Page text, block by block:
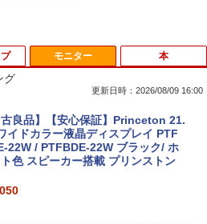
日限定10倍＆抽選10000P！｜2021
ル！高性能ノートパソコン Windo
富士通 LIFEBOOK A5511 第11世
6305U最大メモリ32GB 秒速
ノートパソコン中古 オフィス付き
Apple Mac mini A1347 1点 MacO
10.15.7/CPU Core i5-4260U/
4GB/SATA 500GB intel HD Grap
5000 1536MB グラフィックス搭載
モニター
グ
更新日時：2026/08/09 16:00
古良品】【安心保証】Princeton 21.
イドカラー液晶ディスプレイ PTF
22W / PTFBDE-22W ブラック/ ホ
色 スピーカー搭載 プリンストン
本